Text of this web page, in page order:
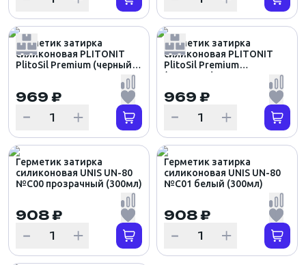
Герметик затирка
силиконовая PLITONIT
PlitoSil Premium (черный),
969 ₽
Герметик затирка
силиконовая PLITONIT
PlitoSil Premium
(шоколад), 310мл
969 ₽
Герметик затирка
силиконовая UNIS UN-80
№С00 прозрачный (300мл)
908 ₽
Герметик затирка
силиконовая UNIS UN-80
№С01 белый (300мл)
908 ₽